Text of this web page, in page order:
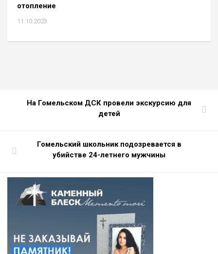
отопление
11.10.2023
На Гомельском ДСК провели экскурсию для
детей
Гомельский школьник подозревается в
убийстве 24-летнего мужчины